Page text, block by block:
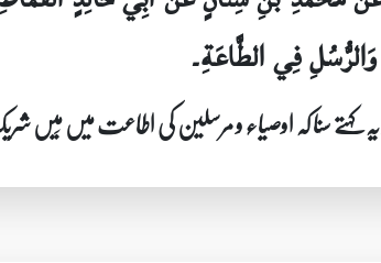
فِي الطَّاعَةِ۔
کہتے سنا کہ اوصیاء و مرسلین کی اطاعت میں